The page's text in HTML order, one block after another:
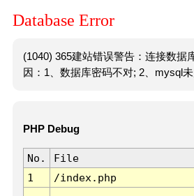
Database Error
(1040) 365建站错误警告：连接数据
因：1、数据库密码不对; 2、mysql未
PHP Debug
No. File
1
/index.php